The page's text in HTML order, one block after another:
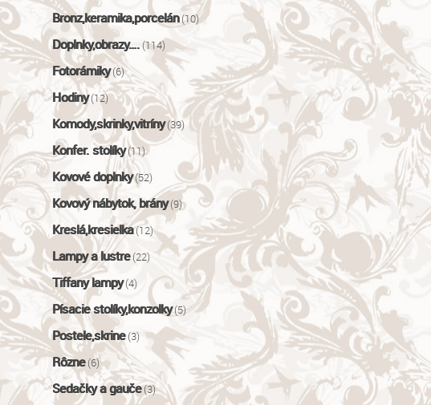
Bronz,keramika,porcelán(10)
Doplnky,obrazy…. (114)
Fotorámiky(6)
Hodiny(12)
Komody,skrinky,vitríny(39)
Konfer. stolíky(11)
Kovové doplnky(52)
Kovový nábytok, brány(9)
Kreslá,kresielka(12)
Lampy a lustre(22)
Tiffany lampy(4)
Písacie stolíky,konzolky(5)
Postele,skrine(3)
Rôzne(6)
Sedačky a gauče(3)